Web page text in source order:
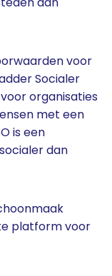
voor
Socialer
organisaties
met een
is een
dan
platform voor